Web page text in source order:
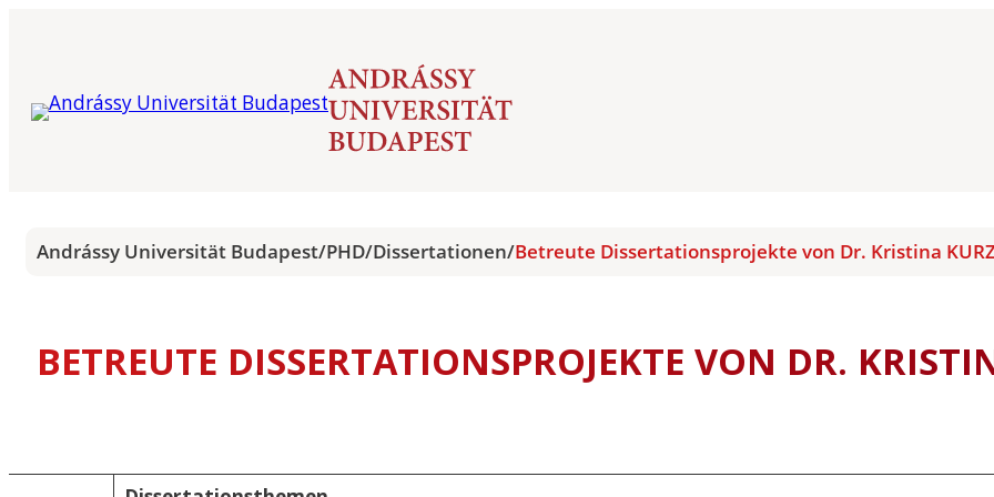
Andrássy Universität Budapest/PHD/Dissertationen/Betreute Dissertationsprojekte von Dr. Kristina
BETREUTE DISSERTATIONSPROJEKTE VON DR.